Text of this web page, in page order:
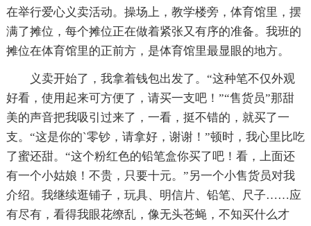
在举行爱心义卖活动。操场上，教学楼旁，体育馆里，摆
满了摊位，每个摊位正在做着紧张又有序的准备。我班的
摊位在体育馆里的正前方，是体育馆里最显眼的地方。
义卖开始了，我拿着钱包出发了。“这种笔不仅外观
好看，使用起来可方便了，请买一支吧！”“售货员”那甜
美的声音把我吸引过来了，一看，挺不错的，就买了一
支。“这是你的`零钞，请拿好，谢谢！”顿时，我心里比吃
了蜜还甜。“这个粉红色的铅笔盒你买了吧！看，上面还
有一个小姑娘！不贵，只要十元。”另一个小售货员对我
介绍。我继续逛铺子，玩具、明信片、铅笔、尺子……应
有尽有，看得我眼花缭乱，像无头苍蝇，不知买什么才